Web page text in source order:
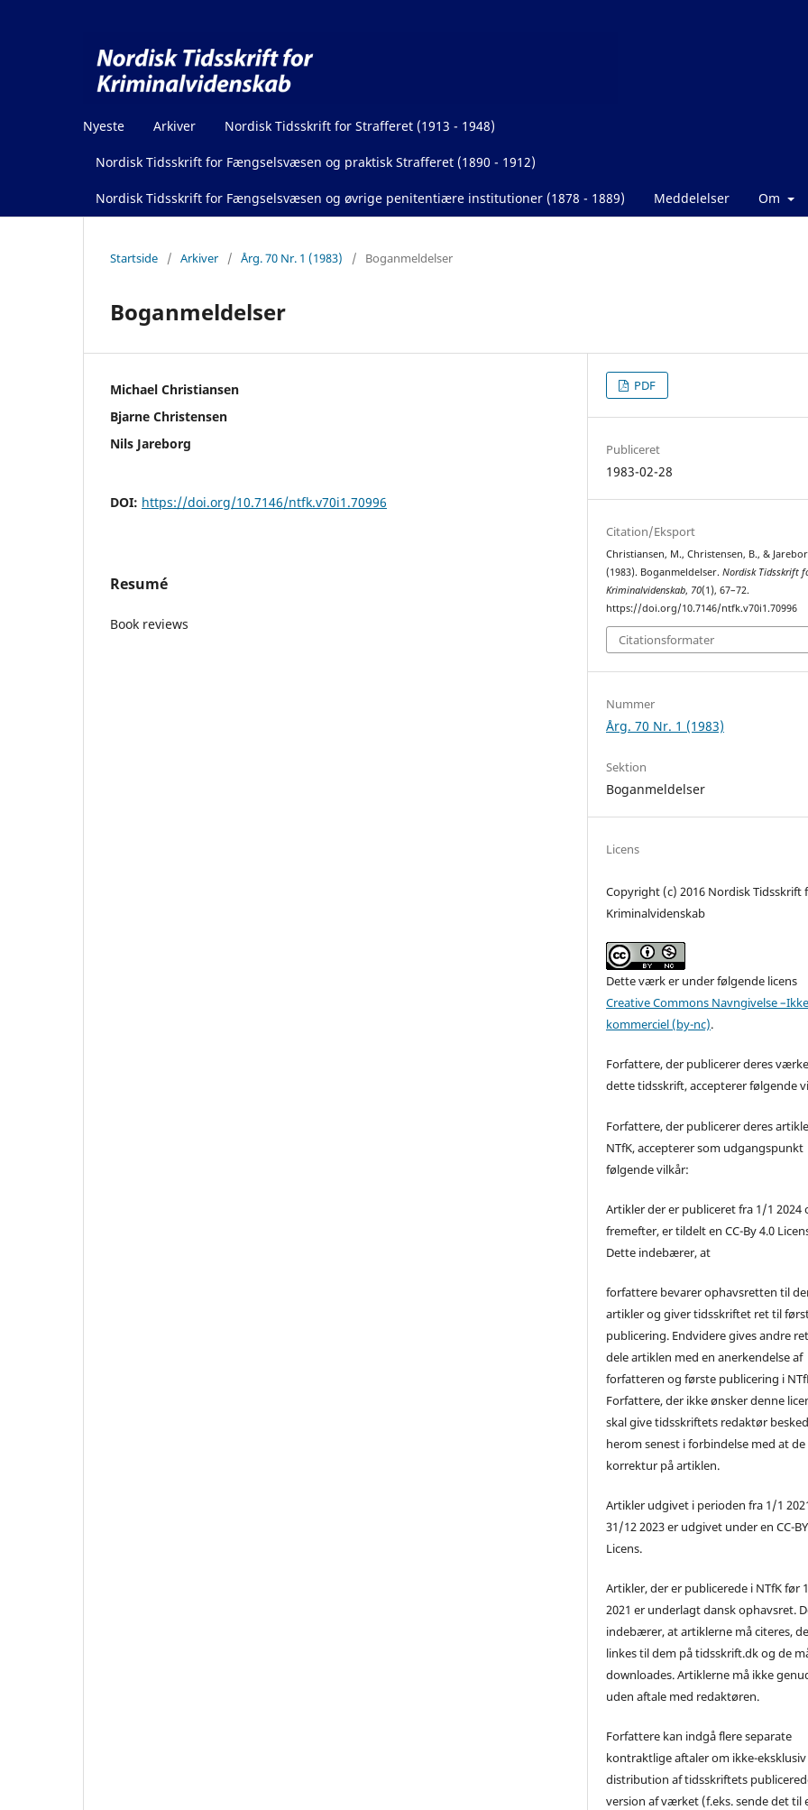
Nyeste Arkiver Nordisk Tidsskrift for Strafferet (1913 - 1948)
Nordisk Tidsskrift for Fængselsvæsen og praktisk Strafferet (1890 - 1912)
Nordisk Tidsskrift for Fængselsvæsen og øvrige penitentiære institutioner (1878 - 1889) Meddelelser Om
Startside / Arkiver / Årg. 70 Nr. 1 (1983) / Boganmeldelser
Boganmeldelser
Michael Christiansen
Bjarne Christensen
Nils Jareborg
DOI: https://doi.org/10.7146/ntfk.v70i1.70996
Resumé
Book reviews
PDF
Publiceret
1983-02-28
Citation/Eksport
Christiansen, M., Christensen, B., &
(1983). Boganmeldelser.Nordisk Tidsskrift
Kriminalvidenskab, 70(1), 67–72.
https://doi.org/10.7146/ntfk.v70i1.70996
Citationsformater
Nummer
Årg. 70 Nr. 1 (1983)
Sektion
Boganmeldelser
Licens
Copyright (c) 2016 Nordisk Tidsskrift
Kriminalvidenskab
Dette værk er under følgende licens
Creative Commons Navngivelse
kommerciel (by-nc).
Forfattere, der publicerer deres
dette tidsskrift, accepterer følgende
Forfattere, der publicerer deres
NTfK, accepterer som udgangspunkt
følgende vilkår:
Artikler der er publiceret fra 1/1 2024
fremefter, er tildelt en CC-By 4.0
Dette indebærer, at
forfattere bevarer ophavsretten til
artikler og giver tidsskriftet ret til
publicering. Endvidere gives andre
dele artiklen med en anerkendelse af
forfatteren og første publicering i
Forfattere, der ikke ønsker denne
skal give tidsskriftets redaktør besked
herom senest i forbindelse med at
korrektur på artiklen.
Artikler udgivet i perioden fra 1/1
31/12 2023 er udgivet under en CC-
Licens.
Artikler, der er publicerede i NTfK før
2021 er underlagt dansk ophavsret.
indebærer, at artiklerne må citeres,
linkes til dem på tidsskrift.dk og de
downloades. Artiklerne må ikke
uden aftale med redaktøren.
Forfattere kan indgå flere separate
kontraktlige aftaler om ikke-eksklusiv
distribution af tidsskriftets
version af værket (f.eks. sende det til